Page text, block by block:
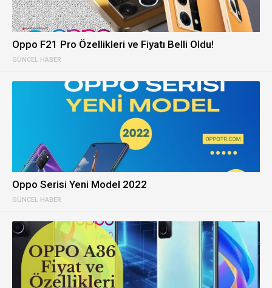
GÜNCEL HABER
Oppo F21 Pro Özellikleri ve Fiyatı Belli Oldu!
GÜNCEL HABER
Oppo Serisi Yeni Model 2022